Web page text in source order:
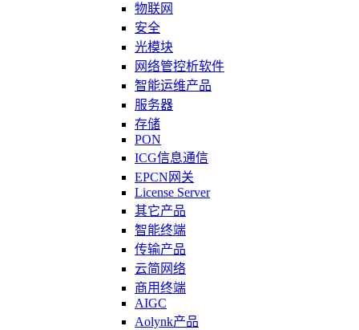
物联网
安全
光模块
网络管控析软件
智能运维产品
服务器
存储
PON
ICG信息通信
EPCN网关
License Server
其它产品
智能终端
传输产品
云简网络
商用终端
AIGC
Aolynk产品